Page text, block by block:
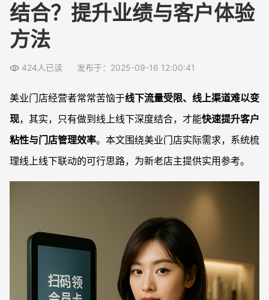
数字化客户管理，实现精准营销
常见问题
美业门店做线上线下结合需要哪些基本技术支持？
线上会员储值是否安全？客户会担心资金风险吗？
美业门店做线上内容营销，怎么确保有效导流？
结合？提升业绩与客户体验
方法
424人已读 发布于：2025-09-16 12:00:41
美业门店经营者常常苦恼于线下流量受限、线上渠道难以变
现，其实，只有做到线上线下深度结合，才能快速提升客户
粘性与门店管理效率。本文围绕美业门店实际需求，系统梳
理线上线下联动的可行思路，为新老店主提供实用参考。